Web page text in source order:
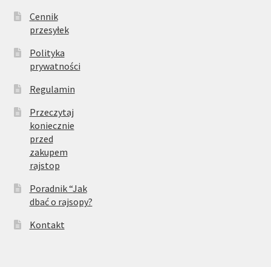
Cennik
przesyłek
Polityka
prywatności
Regulamin
Przeczytaj
koniecznie
przed
zakupem
rajstop
Poradnik “Jak
dbać o rajsopy?
Kontakt